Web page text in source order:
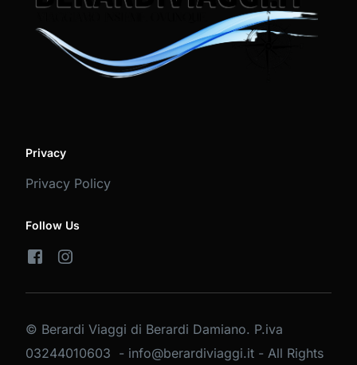
Privacy
Privacy Policy
Follow Us
© Berardi Viaggi di Berardi Damiano. P.iva
03244010603 - info@berardiviaggi.it - All Rights